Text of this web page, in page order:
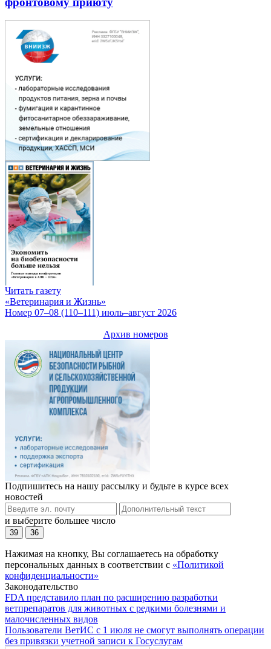
Читать газету
«Ветеринария и Жизнь»
Номер 07–08 (110–111) июль–август 2026
Архив номеров
Подпишитесь на нашу рассылку и будьте в курсе всех
новостей
и выберите большее число
39 36
Нажимая на кнопку, Вы соглашаетесь на обработку
персональных данных в соответствии с «Политикой
конфиденциальности»
Законодательство
FDA представило план по расширению разработки
ветпрепаратов для животных с редкими болезнями и
малочисленных видов
Пользователи ВетИС с 1 июля не смогут выполнять операции
без привязки учетной записи к Госуслугам